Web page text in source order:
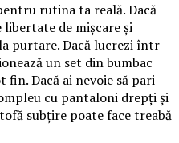
rutina ta reală. Dacă
libertate de mișcare și
purtare. Dacă lucrezi într-
un set din bumbac
Dacă ai nevoie să pari
cu pantaloni drepți și
subțire poate face treabă